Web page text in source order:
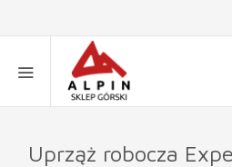
Uprząż robocza